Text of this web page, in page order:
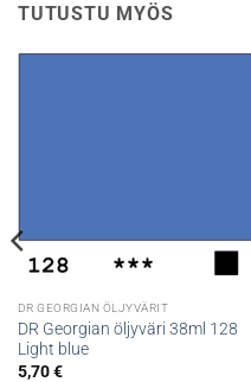
TUTUSTU MYÖS
DR GEORGIAN ÖLJYVÄRIT
DR Georgian öljyväri 38ml 128
Light blue
5,70€